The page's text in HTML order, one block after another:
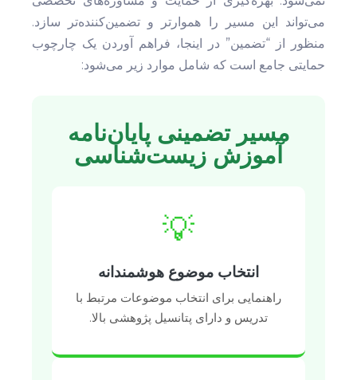
می‌تواند این مسیر را هموارتر و تضمین‌کننده‌تر سازد.
منظور از “تضمین” در اینجا، فراهم آوردن یک چارچوب
حمایتی جامع است که شامل موارد زیر می‌شود:
مسیر تضمینی پایان‌نامه
آموزش زیست‌شناسی
💡
انتخاب موضوع هوشمندانه
راهنمایی برای انتخاب موضوعات مرتبط با
تدریس و دارای پتانسیل پژوهشی بالا.